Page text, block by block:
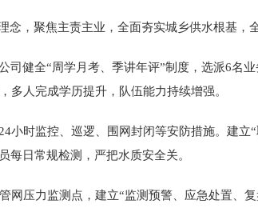
念，聚焦主责主业，全面夯实城乡供水根基，
司健全“周学月考、季讲年评”制度，选派6名
多人完成学历提升，队伍能力持续增强。
小时监控、巡逻、围网封闭等安防措施。建立
每日常规检测，严把水质安全关。
网压力监测点，建立“监测预警、应急处置、